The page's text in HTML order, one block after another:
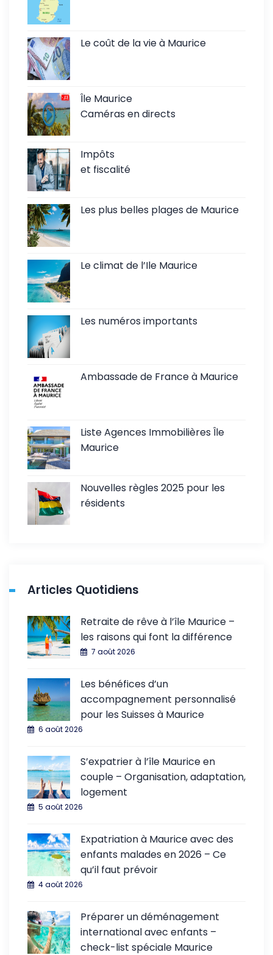
Le coût de la vie à Maurice
Île Maurice
Caméras en directs
Impôts
et fiscalité
Les plus belles plages de Maurice
Le climat de l’Ile Maurice
Les numéros importants
Ambassade de France à Maurice
Liste Agences Immobilières Île
Maurice
Nouvelles règles 2025 pour les
résidents
Articles Quotidiens
Retraite de rêve à l’île Maurice –
les raisons qui font la différence
7 août 2026
Les bénéfices d’un
accompagnement personnalisé
pour les Suisses à Maurice
6 août 2026
S’expatrier à l’île Maurice en
couple – Organisation, adaptation,
logement
5 août 2026
Expatriation à Maurice avec des
enfants malades en 2026 – Ce
qu’il faut prévoir
4 août 2026
Préparer un déménagement
international avec enfants –
check-list spéciale Maurice